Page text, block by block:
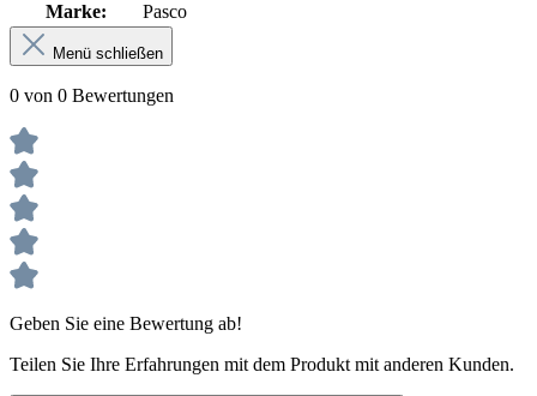
Marke:
Pasco
Menü schließen
0 von 0 Bewertungen
Geben Sie eine Bewertung ab!
Teilen Sie Ihre Erfahrungen mit dem Produkt mit anderen Kunden.